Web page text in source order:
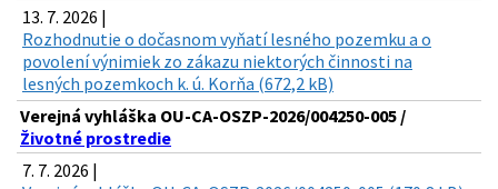
13. 7. 2026 |
Rozhodnutie o dočasnom vyňatí lesného pozemku a o
povolení výnimiek zo zákazu niektorých činnosti na
lesných pozemkoch k. ú. Korňa (672,2 kB)
Verejná vyhláška OU-CA-OSZP-2026/004250-005 /
Životné prostredie
7. 7. 2026 |